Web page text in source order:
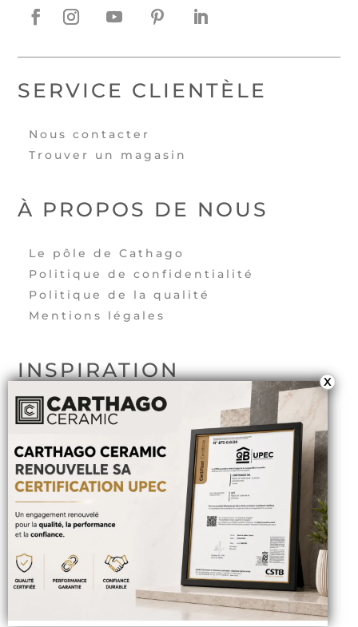
SERVICE CLIENTÈLE
Nous contacter
Trouver un magasin
À PROPOS DE NOUS
Le pôle de Cathago
Politique de confidentialité
Politique de la qualité
Mentions légales
INSPIRATION
Extérieur
Chambre à coucher
Cuisine
Salon
X